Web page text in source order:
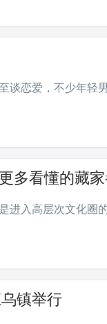
谈恋爱，不少年轻
多看懂的藏家
进入高层次文化圈
镇举行